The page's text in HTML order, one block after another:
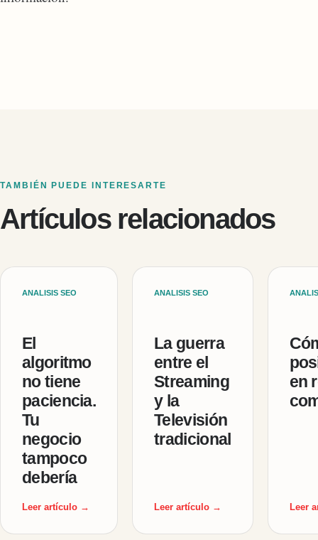
TAMBIÉN PUEDE INTERESARTE
Artículos relacionados
ANALISIS SEO
El
algoritmo
no tiene
paciencia.
Tu
negocio
tampoco
debería
Leer artículo →
ANALISIS SEO
La guerra
entre el
Streaming
y la
Televisión
tradicional
Leer artículo →
en
Leer